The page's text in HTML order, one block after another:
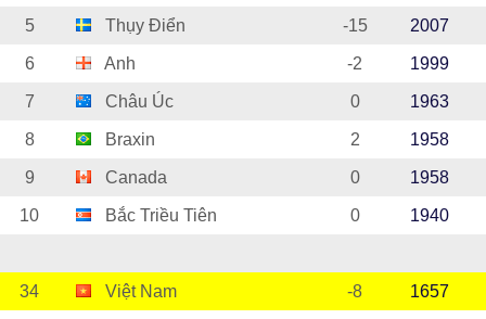
5 Thụy Điển -15 2007
6 Anh -2 1999
7 Châu Úc 0 1963
8 Braxin 2 1958
9 Canada 0 1958
10 Bắc Triều Tiên 0 1940
34 Việt Nam -8 1657